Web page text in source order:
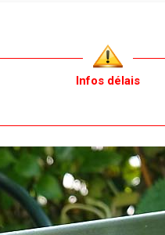
Infos délais